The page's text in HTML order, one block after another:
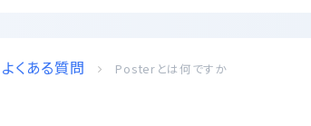
よくある質問 Posterとは何ですか